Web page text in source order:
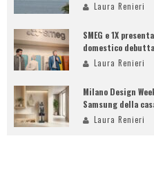
Laura Renieri
SMEG e 1X
domestico
Laura Renieri
Milano Design
Samsung della
Laura Renieri